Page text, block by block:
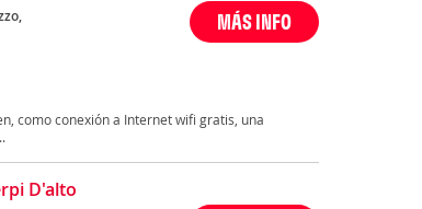
MÁS INFO
como conexión a Internet wifi gratis, una
D'alto